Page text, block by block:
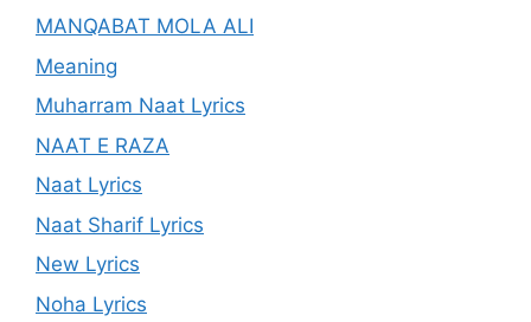
MANQABAT MOLA ALI
Meaning
Muharram Naat Lyrics
NAAT E RAZA
Naat Lyrics
Naat Sharif Lyrics
New Lyrics
Noha Lyrics